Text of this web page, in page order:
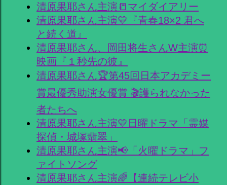
清原果耶さん主演📒マイダイアリー
清原果耶さん主演💛『青春18×2 君へ
と続く道』
清原果耶さん、岡田将生さんW主演⏰
映画『１秒先の彼』
清原果耶さん🏆第45回日本アカデミー
賞最優秀助演女優賞 🎬護られなかった
者たちへ
清原果耶さん主演💛日曜ドラマ「霊媒
探偵・城塚翡翠」
清原果耶さん主演📢「火曜ドラマ」フ
ァイトソング
清原果耶さん主演🌈【連続テレビ小